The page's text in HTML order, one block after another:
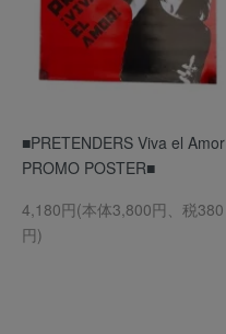
■PRETENDERS Viva el Amor
PROMO POSTER■
4,180円(本体3,800円、税380
円)